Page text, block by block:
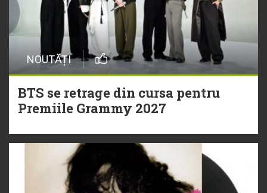
NOUTĂȚI
BTS se retrage din cursa pentru
Premiile Grammy 2027